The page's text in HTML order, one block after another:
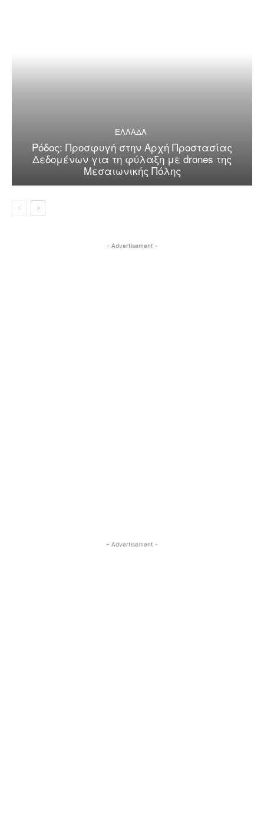
ΕΛΛΑΔΑ
Ρόδος: Προσφυγή στην Αρχή Προστασίας
Δεδομένων για τη φύλαξη με drones της
Μεσαιωνικής Πόλης
- Advertisement -
- Advertisement -